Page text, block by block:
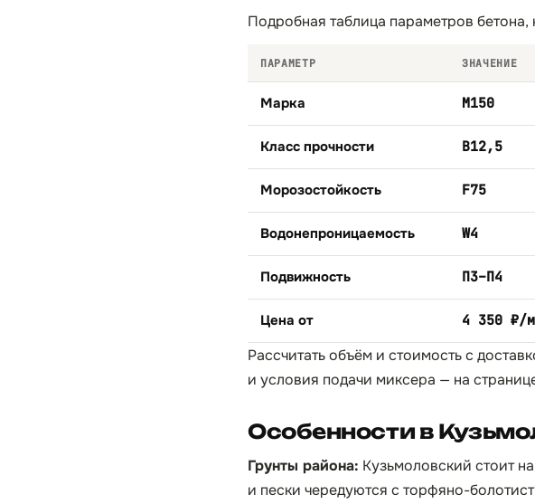
Подробная таблица параметров
ПАРАМЕТР ЗНАЧЕНИЕ
Марка М150
Класс прочности B12,5
Морозостойкость F75
Водонепроницаемость W4
Подвижность П3–П4
Цена от 4 350 ₽/
Рассчитать объём и стоимость с
и условия подачи миксера — на
Особенности в
Грунты района: Кузьмоловский стоит
и пески чередуются с торфяно-